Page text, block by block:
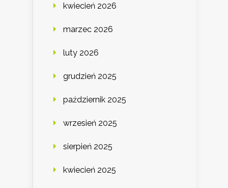
kwiecień 2026
marzec 2026
luty 2026
grudzień 2025
październik 2025
wrzesień 2025
sierpień 2025
kwiecień 2025